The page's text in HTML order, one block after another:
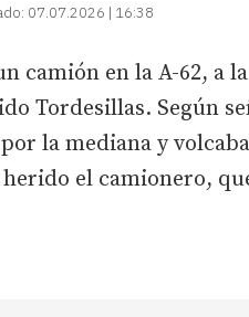
07.07.2026 | 16:38
camión en la A-62, a
Tordesillas. Según
la mediana y
el camionero,